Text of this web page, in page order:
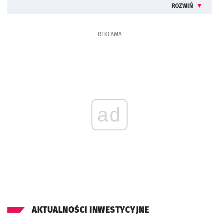
ROZWIŃ
REKLAMA
ad
AKTUALNOŚCI INWESTYCYJNE